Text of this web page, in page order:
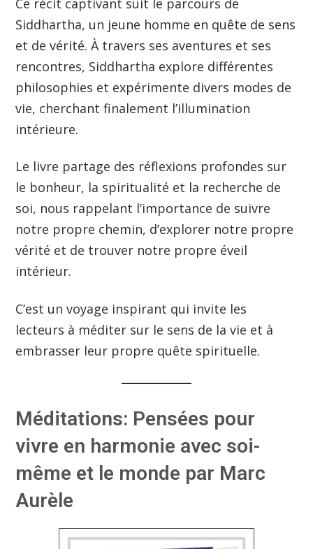
Ce récit captivant suit le parcours de
Siddhartha, un jeune homme en quête de sens
et de vérité. À travers ses aventures et ses
rencontres, Siddhartha explore différentes
philosophies et expérimente divers modes de
vie, cherchant finalement l’illumination
intérieure.
Le livre partage des réflexions profondes sur
le bonheur, la spiritualité et la recherche de
soi, nous rappelant l’importance de suivre
notre propre chemin, d’explorer notre propre
vérité et de trouver notre propre éveil
intérieur.
C’est un voyage inspirant qui invite les
lecteurs à méditer sur le sens de la vie et à
embrasser leur propre quête spirituelle.
Méditations: Pensées pour
vivre en harmonie avec soi-
même et le monde par Marc
Aurèle